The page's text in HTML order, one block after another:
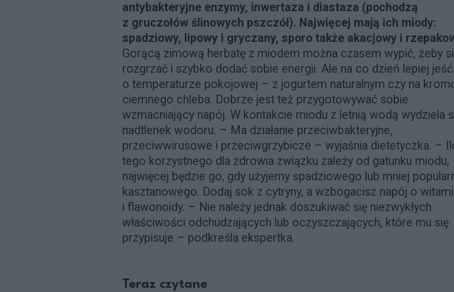
antybakteryjne enzymy, inwertaza i diastaza (pochodzą
z gruczołów ślinowych pszczół). Najwięcej mają ich miody:
spadziowy, lipowy i gryczany, sporo także akacjowy i
Gorącą zimową herbatę z miodem można czasem wypić, żeby
rozgrzać i szybko dodać sobie energii. Ale na co dzień lepiej
o temperaturze pokojowej – z jogurtem naturalnym czy na
ciemnego chleba. Dobrze jest też przygotowywać sobie
wzmacniający napój. W kontakcie miodu z letnią wodą wydziela
nadtlenek wodoru. – Ma działanie przeciwbakteryjne,
przeciwwirusowe i przeciwgrzybicze – wyjaśnia dietetyczka. –
tego korzystnego dla zdrowia związku zależy od gatunku miodu,
najwięcej będzie go, gdy użyjemy spadziowego lub mniej
kasztanowego. Dodaj sok z cytryny, a wzbogacisz napój o
i flawonoidy. – Nie należy jednak doszukiwać się niezwykłych
właściwości odchudzających lub oczyszczających, które mu się
przypisuje – podkreśla ekspertka.
Teraz czytane